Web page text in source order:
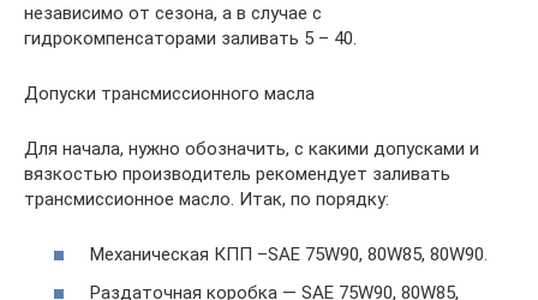
независимо от сезона, а в случае с
гидрокомпенсаторами заливать 5 – 40.
Допуски трансмиссионного масла
Для начала, нужно обозначить, с какими допусками и
вязкостью производитель рекомендует заливать
трансмиссионное масло. Итак, по порядку:
Механическая КПП –SAE 75W90, 80W85, 80W90.
Раздаточная коробка — SAE 75W90, 80W85,